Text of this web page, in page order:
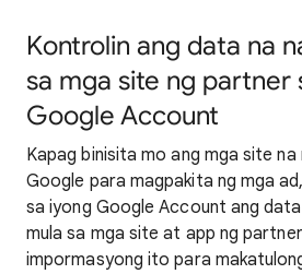
Kontrolin ang data na
sa mga site ng partner
Google Account
Kapag binisita mo ang mga site
Google para magpakita ng mga
sa iyong Google Account ang
mula sa mga site at app ng
impormasyong ito para